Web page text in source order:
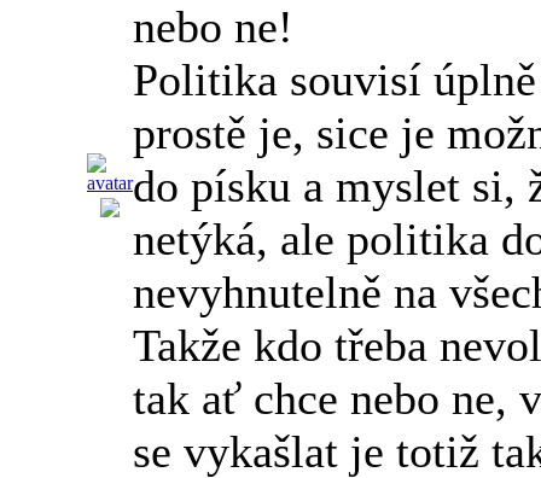
nebo ne!
Politika souvisí
prostě je, sice je
do písku a myslet si,
netýká, ale politika
nevyhnutelně na
Takže kdo třeba
tak ať chce nebo ne,
se vykašlat je totiž